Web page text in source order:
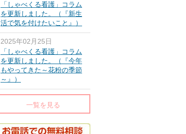
「しゃべくる看護」コラム
を更新しました。（『新生
活で気を付けたいこと』）
2025年02月25日
「しゃべくる看護」コラム
を更新しました。（『今年
もやってきた～花粉の季節
～』）
一覧を見る